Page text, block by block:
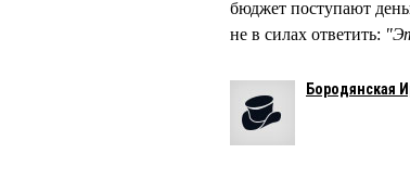
бюджет поступают
не в силах ответить:
Бородянская